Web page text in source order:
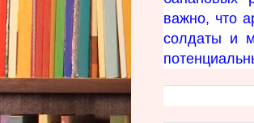
важно, что
солдаты и